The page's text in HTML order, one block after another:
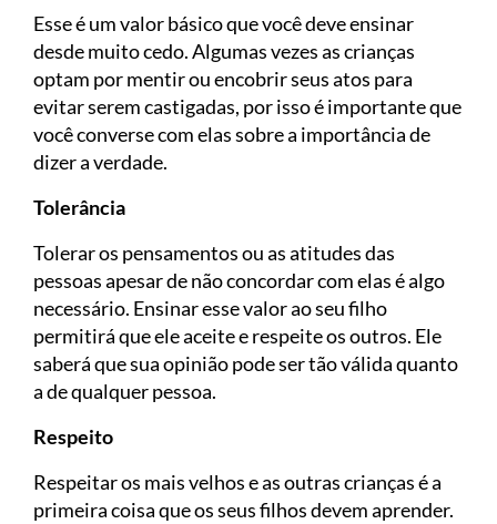
Esse é um valor básico que você deve ensinar
desde muito cedo. Algumas vezes as crianças
optam por mentir ou encobrir seus atos para
evitar serem castigadas, por isso é importante que
você converse com elas sobre a importância de
dizer a verdade.
Tolerância
Tolerar os pensamentos ou as atitudes das
pessoas apesar de não concordar com elas é algo
necessário. Ensinar esse valor ao seu filho
permitirá que ele aceite e respeite os outros. Ele
saberá que sua opinião pode ser tão válida quanto
a de qualquer pessoa.
Respeito
Respeitar os mais velhos e as outras crianças é a
primeira coisa que os seus filhos devem aprender.